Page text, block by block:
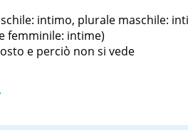
intimo, plurale maschile:
femminile: intime)
e perciò non si vede